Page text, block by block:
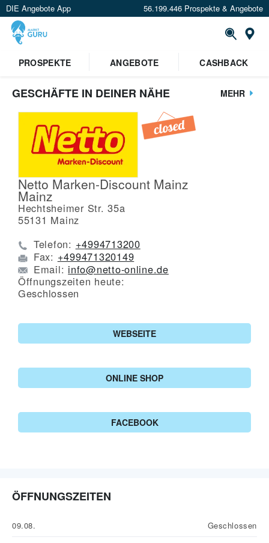
DIE Angebote App 56.199.446 Prospekte & Angebote
PROSPEKTE
ANGEBOTE CASHBACK
GESCHÄFTE IN DEINER NÄHE MEHR
Netto Marken-Discount Mainz
Mainz
Hechtsheimer Str. 35a
55131 Mainz
Telefon: +4994713200
Fax: +499471320149
Email: info@netto-online.de
Öffnungszeiten heute:
Geschlossen
WEBSEITE
ONLINE SHOP
FACEBOOK
ÖFFNUNGSZEITEN
09.08.
Geschlossen